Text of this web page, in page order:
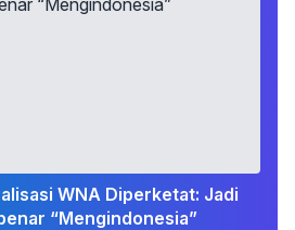
WNA Diperketat: Jadi
“Mengindonesia”